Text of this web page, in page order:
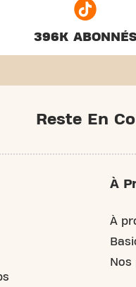
396K ABONNÉS
Reste En
À
À